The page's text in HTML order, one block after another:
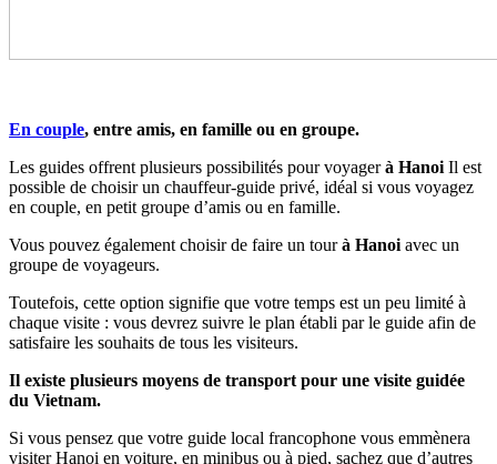
En couple, entre amis, en famille ou en groupe.
Les guides offrent plusieurs possibilités pour voyagerà Hanoi Il est
possible de choisir un chauffeur-guide privé, idéal si vous voyagez
en couple, en petit groupe d’amis ou en famille.
Vous pouvez également choisir de faire un tourà Hanoi avec un
groupe de voyageurs.
Toutefois, cette option signifie que votre temps est un peu limité à
chaque visite : vous devrez suivre le plan établi par le guide afin de
satisfaire les souhaits de tous les visiteurs.
Il existe plusieurs moyens de transport pour une visite guidée
du Vietnam.
Si vous pensez que votre guide local francophone vous emmènera
visiter Hanoi en voiture, en minibus ou à pied, sachez que d’autres